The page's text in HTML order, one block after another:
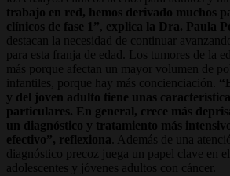
trabajo en red, hemos derivado muchos
clínicos de fase 1” explica la Dra. Paula
destacan la necesidad de continuar
para esta franja de edad. Los tumores de la
más porque afectan un mayor volumen de
infantiles, porque hay más concienciación.
y del joven adulto tiene unas
particulares. En general, crece más
un diagnóstico y tratamiento más
efectivo”, reflexiona . Además de una
diagnóstico precoz juega un papel clave en
adolescentes y jóvenes adultos con cáncer.